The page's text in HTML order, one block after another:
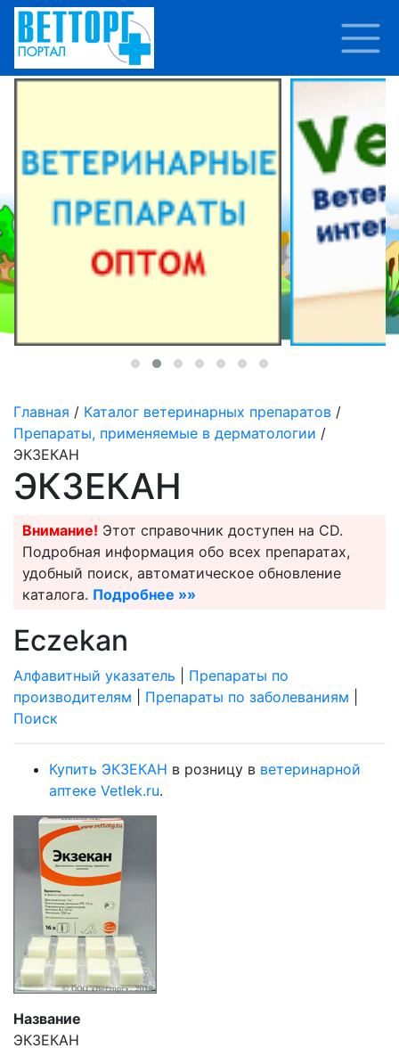
Главная / Каталог ветеринарных препаратов /
Препараты, применяемые в дерматологии /
ЭКЗЕКАН
ЭКЗЕКАН
Внимание! Этот справочник доступен на CD.
Подробная информация обо всех препаратах,
удобный поиск, автоматическое обновление
каталога. Подробнее »»
Eczekan
Алфавитный указатель
Препараты по
производителям
Препараты по заболеваниям
Поиск
Купить ЭКЗЕКАН в розницу в ветеринарной
аптеке Vetlek.ru.
Название
ЭКЗЕКАН